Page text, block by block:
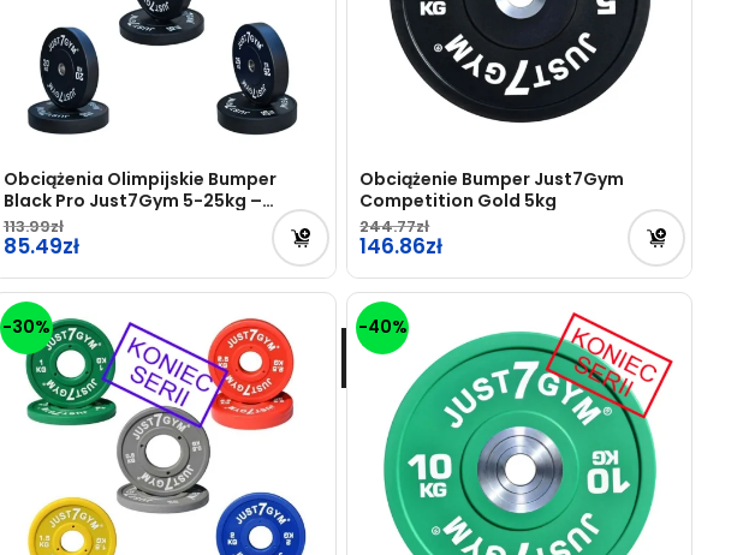
Obciążenia Olimpijskie Bumper
Black Pro Just7Gym 5-25kg –
KONIEC SERII
113.99
85.49
Obciążenie Bumper Just7Gym
Competition Gold 5kg
244.77
Pierwotna
cena
wynosiła:
244.77zł.
146.86
Aktualna
cena
wynosi:
146.86zł.
-30% -40%